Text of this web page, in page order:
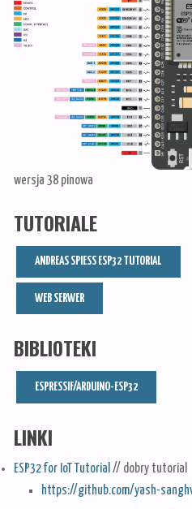
wersja 38 pinowa
TUTORIALE
ANDREAS SPIESS ESP32 TUTORIAL
WEB SERWER
BIBLIOTEKI
ESPRESSIF/ARDUINO-ESP32
LINKI
ESP32 for IoT Tutorial // dobry tutorial
https://github.com/yash-